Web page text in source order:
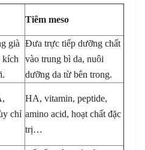
Tiêm meso
già
kích
Đưa trực tiếp dưỡng chất
vào trung bì da, nuôi
dưỡng da từ bên trong.
chỉ
HA, vitamin, peptide,
amino acid, hoạt chất đặc
trị…